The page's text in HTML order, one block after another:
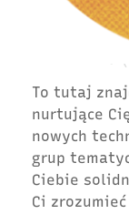
To tutaj
nurtujące
nowych
grup
Ciebie
Ci